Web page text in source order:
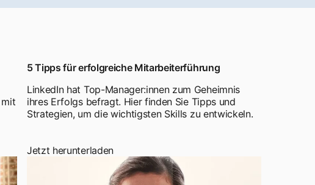
5 Tipps für erfolgreiche Mitarbeiterführung
LinkedIn hat Top-Manager:innen zum Geheimnis
ihres Erfolgs befragt. Hier finden Sie Tipps und
Strategien, um die wichtigsten Skills zu entwickeln.
Jetzt herunterladen